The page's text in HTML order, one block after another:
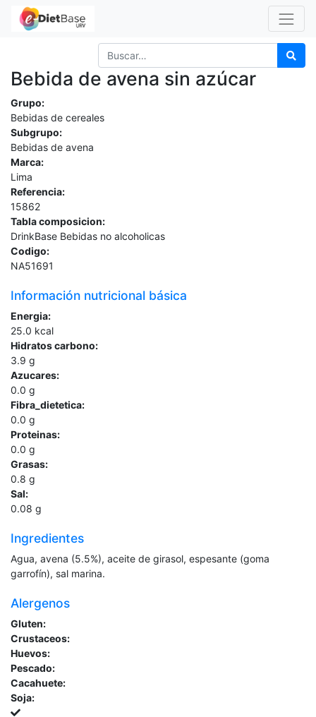
Bebida de avena sin azúcar
Grupo:
Bebidas de cereales
Subgrupo:
Bebidas de avena
Marca:
Lima
Referencia:
15862
Tabla composicion:
DrinkBase Bebidas no alcoholicas
Codigo:
NA51691
Información nutricional básica
Energia:
25.0 kcal
Hidratos carbono:
3.9 g
Azucares:
0.0 g
Fibra_dietetica:
0.0 g
Proteinas:
0.0 g
Grasas:
0.8 g
Sal:
0.08 g
Ingredientes
Agua, avena (5.5%), aceite de girasol, espesante (goma
garrofín), sal marina.
Alergenos
Gluten:
Crustaceos:
Huevos:
Pescado:
Cacahuete:
Soja: